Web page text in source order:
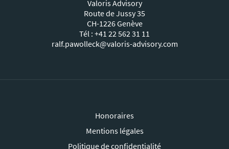
Valoris Advisory
Route de Jussy 35
CH-1226 Genève
Tél : +41 22 562 31 11
ralf.pawolleck@valoris-advisory.com
Honoraires
Mentions légales
Politique de confidentialité